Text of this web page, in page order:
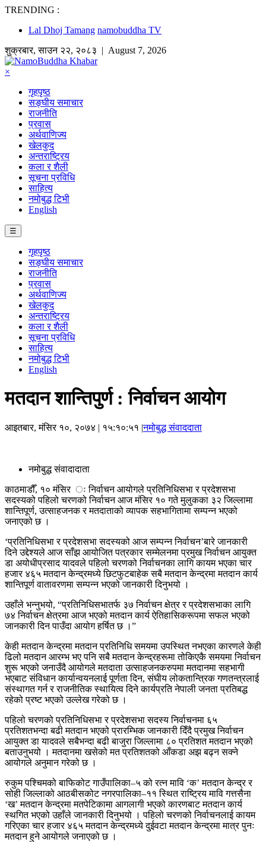
TRENDING :
Lal Dhoj Tamang namobuddha TV
शुक्रबार,साउन २२, २०८३ | August 7, 2026
×
गृहपृष्ठ
सङ्घीय समाचार
राजनीति
प्रवास
अर्थवाणिज्य
खेलकुद
अन्तराष्ट्रिय
कला र शैली
सूचना प्रविधि
साहित्य
नमोबुद्ध टिभी
English
☰
गृहपृष्ठ
सङ्घीय समाचार
राजनीति
प्रवास
अर्थवाणिज्य
खेलकुद
अन्तराष्ट्रिय
कला र शैली
सूचना प्रविधि
साहित्य
नमोबुद्ध टिभी
English
मतदान शान्तिपुर्ण : निर्वाचन आयोग
आइतबार, मंसिर १०, २०७४ | १५:१०:५१ |नमोबुद्ध संवाददाता
नमोबुद्ध संवादादाता
काठमाडौँ, १० मंसिर ः निर्वाचन आयोगले प्रतिनिधिसभा र प्रदेशसभा
सदस्यको पहिलो चरणको निर्वाचन आज मंसिर १० गते मुलुकका ३२ जिल्लामा
शान्तिपूर्ण, उत्साहजनक र मतदाताको व्यापक सहभागितामा सम्पन्न भएको
जनाएको छ ।
‘प्रतिनिधिसभा र प्रदेशसभा सदस्यको आज सम्पन्न निर्वाचन’बारे जानकारी
दिने उद्देश्यले आज साँझ आयोजित पत्रकार सम्मेलनमा प्रमुख निर्वाचन आयुक्त
डा अयोधीप्रसाद यादवले पहिलो चरणको निर्वाचनका लागि कायम भएका चार
हजार ४६५ मतदान केन्द्रमध्ये छिटफुटबाहेक सबै मतदान केन्द्रमा मतदान कार्य
शान्तिपूर्ण वातावरणमा सम्पन्न भएको जानकारी दिनुभयो ।
उहाँले भन्नुभयो, “प्रतिनिधिसभातर्फ ३७ निर्वाचन क्षेत्र र प्रदेशसभाका लागि
७४ निर्वाचन क्षेत्रमा आज भएको मतदान कार्य ऐतिहासिकरूपमा सफल भएको
जानकारी दिन पाउँदा आयोग हर्षित छ ।”
केही मतदान केन्द्रमा मतदान प्रतिनिधि समयमा उपस्थित नभएका कारणले केही
ढिलो मतदान आरम्भ भए पनि सबै मतदान केन्द्रहरूमा तोकिएकै समयमा निर्वाचन
शुरू भएको जनाउँदै आयोगले मतदाता उत्साहजनकरुपमा मतदानमा सहभागी
भएबाट संविधान कार्यान्वयनलाई पूर्णता दिन, संघीय लोकतान्त्रिक गणतन्त्रलाई
संस्थागत गर्न र राजनीतिक स्थायित्व दिने कार्यप्रति नेपाली जनता प्रतिबद्ध
रहेको प्रष्ट भएको उल्लेख गरेको छ ।
पहिलो चरणको प्रतिनिधिसभा र प्रदेशसभा सदस्य निर्वाचनमा ६५
प्रतिशतभन्दा बढी मतदान भएको प्रारम्भिक जानकारी दिँदै प्रमुख निर्वाचन
आयुक्त डा यादवले सबैभन्दा बढी बाजुरा जिल्लामा ८० प्रतिशत मतदान भएको
बताउनुभयो । मतदानमा खसेको मत प्रतिशतको आँकडा अझ बढ्न सक्ने
आयोगले अनुमान गरेको छ ।
रुकुम पश्चिमको बाफिकोट गाउँपालिका–५ को रत्न मावि ‘क’ मतदान केन्द्र र
सोही जिल्लाको आठबीसकोट नगरपालिका–११ स्थित राष्ट्रिय मावि गत्तसैना
‘ख’ मतदान केन्द्रमा मतपेटिकामा आगलागी भएको कारणबाट मतदान कार्य
स्थगित भएको उहाँले जानकारी दिनुभयो । पहिलो चरणको निर्वाचनलाई कायम
गरिएका चार हजार ४६५ मतदान केन्द्रमध्ये दुईवटा मतदान केन्द्रमा मात्र पुनः
मतदान हुने आयोगले जनाएको छ ।